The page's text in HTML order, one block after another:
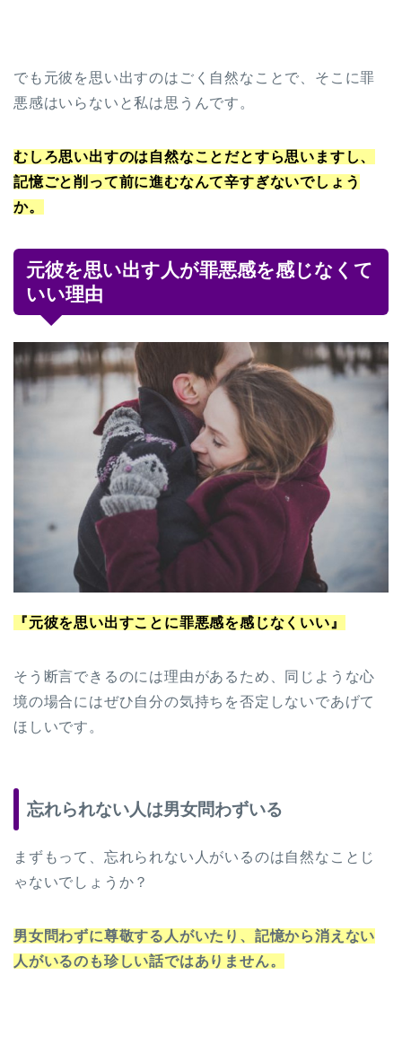
でも元彼を思い出すのはごく自然なことで、そこに罪
悪感はいらないと私は思うんです。
むしろ思い出すのは自然なことだとすら思いますし、
記憶ごと削って前に進むなんて辛すぎないでしょう
か。
元彼を思い出す人が罪悪感を感じなくて
いい理由
『元彼を思い出すことに罪悪感を感じなくいい』
そう断言できるのには理由があるため、同じような心
境の場合にはぜひ自分の気持ちを否定しないであげて
ほしいです。
忘れられない人は男女問わずいる
まずもって、忘れられない人がいるのは自然なことじ
ゃないでしょうか？
男女問わずに尊敬する人がいたり、記憶から消えない
人がいるのも珍しい話ではありません。